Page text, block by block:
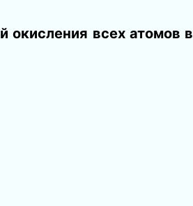
окисления всех атомов в